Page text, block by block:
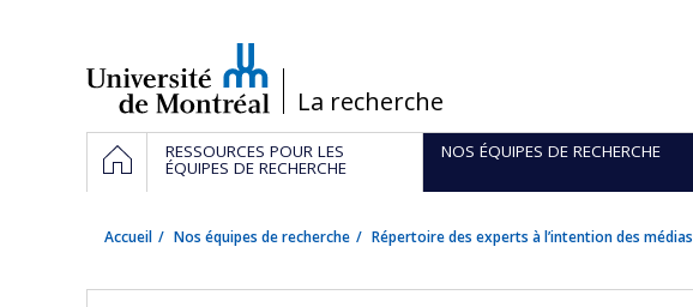
/La recherche
Navigation
principale
ACCUEILRESSOURCES POUR LES
ÉQUIPES DE RECHERCHE
NOS ÉQUIPES DE RECHERCHE
Accueil Nos équipes de recherche Répertoire des experts à l’intention des médias